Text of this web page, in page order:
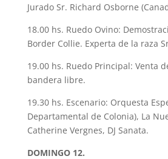
Jurado Sr. Richard Osborne
18.00 hs. Ruedo Ovino:
Border Collie. Experta de la raza
19.00 hs. Ruedo Principal: Venta
bandera libre.
19.30 hs. Escenario: Orquesta
Departamental de Colonia), La
Catherine Vergnes, DJ Sanata.
DOMINGO 12.